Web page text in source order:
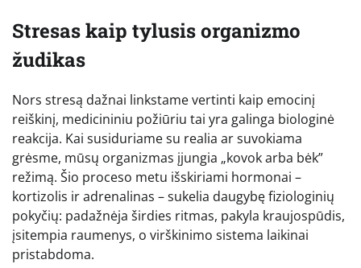
Stresas kaip tylusis organizmo
žudikas
Nors stresą dažnai linkstame vertinti kaip emocinį
reiškinį, medicininiu požiūriu tai yra galinga biologinė
reakcija. Kai susiduriame su realia ar suvokiama
grėsme, mūsų organizmas įjungia „kovok arba bėk”
režimą. Šio proceso metu išskiriami hormonai –
kortizolis ir adrenalinas – sukelia daugybę fiziologinių
pokyčių: padažnėja širdies ritmas, pakyla kraujospūdis,
įsitempia raumenys, o virškinimo sistema laikinai
pristabdoma.